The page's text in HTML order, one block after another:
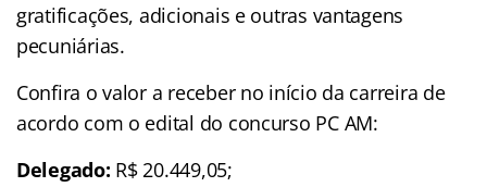
gratificações, adicionais e outras vantagens
pecuniárias.
Confira o valor a receber no início da carreira de
acordo com o edital do concurso PC AM:
Delegado: R$ 20.449,05;